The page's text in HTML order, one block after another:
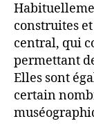
construites
central, qui
permettant
Elles sont
certain